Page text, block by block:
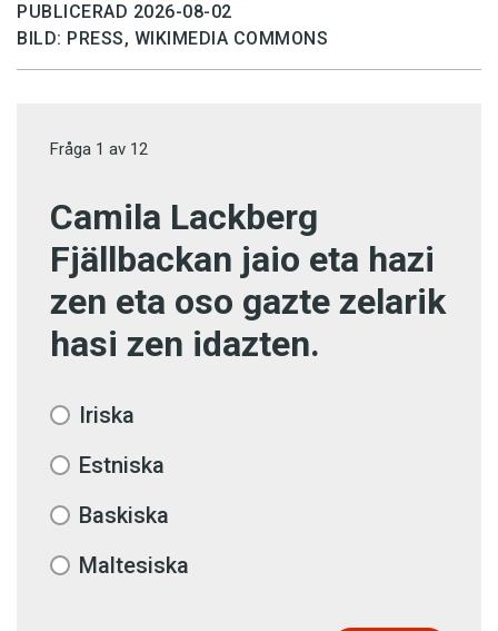
PUBLICERAD 2026-08-02
BILD: PRESS, WIKIMEDIA COMMONS
Fråga 1 av 12
Camila Lackberg
Fjällbackan jaio eta hazi
zen eta oso gazte zelarik
hasi zen idazten.
Iriska
Estniska
Baskiska
Maltesiska